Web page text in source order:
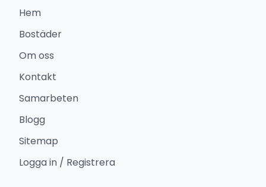
Hem
Bostäder
Om oss
Kontakt
Samarbeten
Blogg
Sitemap
Logga in / Registrera